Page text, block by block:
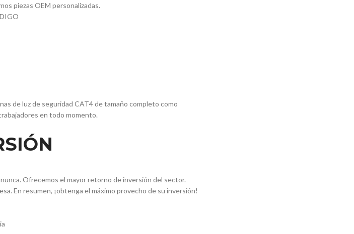
piezas OEM personalizadas.
de luz de seguridad CAT4 de tamaño completo como
en todo momento.
Ofrecemos el mayor retorno de inversión del sector.
En resumen, ¡obtenga el máximo provecho de su inversión!